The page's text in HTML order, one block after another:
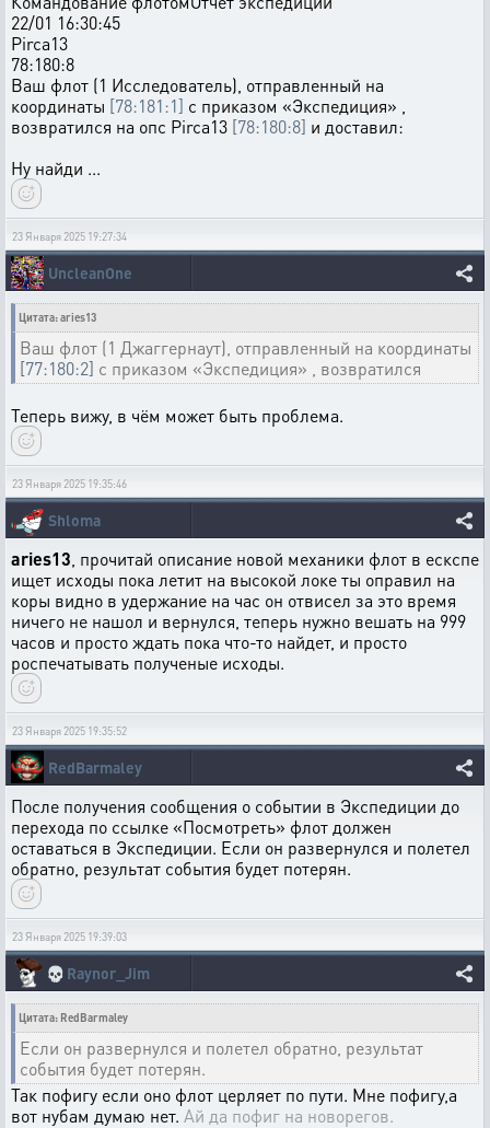
22/01 16:30:45
Pirca13
78:180:8
Ваш флот (1 Исследователь), отправленный на
координаты [78:181:1] с приказом «Экспедиция» ,
возвратился на опс Pirca13 [78:180:8] и доставил:
Ну найди ...
23 Января 2025 19:27:34
UncleanOne
Цитата: aries13
Ваш флот (1 Джаггернаут), отправленный на координаты
[77:180:2] с приказом «Экспедиция» , возвратился
Теперь вижу, в чём может быть проблема.
23 Января 2025 19:35:46
Shloma
aries13 , прочитай описание новой механики флот в ескспе
ищет исходы пока летит на высокой локе ты оправил на
коры видно в удержание на час он отвисел за это время
ничего не нашол и вернулся, теперь нужно вешать на 999
часов и просто ждать пока что-то найдет, и просто
роспечатывать полученые исходы.
23 Января 2025 19:35:52
RedBarmaley
После получения сообщения о событии в Экспедиции до
перехода по ссылке «Посмотреть» флот должен
оставаться в Экспедиции. Если он развернулся и полетел
обратно, результат события будет потерян.
23 Января 2025 19:39:03
💀 Raynor_Jim
Цитата: RedBarmaley
Если он развернулся и полетел обратно, результат
события будет потерян.
Так пофигу если оно флот церляет по пути. Мне пофигу,а
вот нубам думаю нет. Ай да пофиг на новорегов.